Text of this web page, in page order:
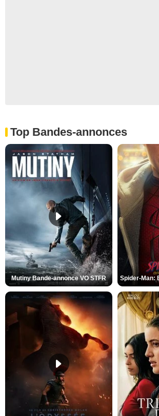
Top Bandes-annonces
Mutiny Bande-annonce VO STFR